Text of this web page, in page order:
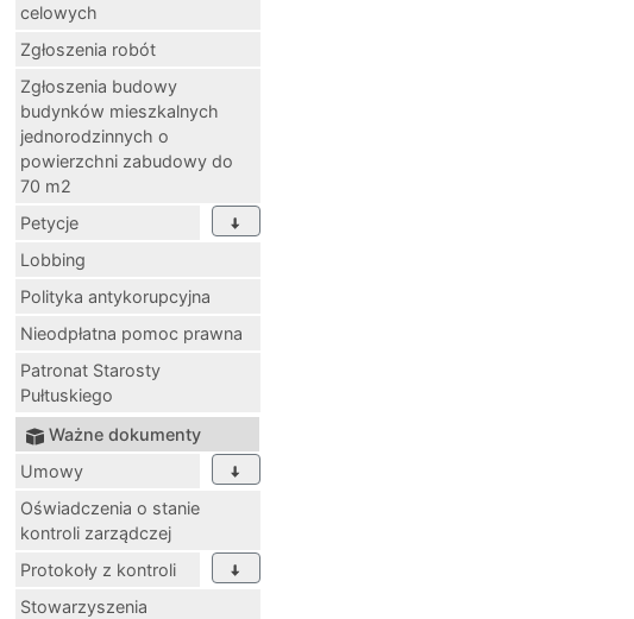
celowych
Zgłoszenia robót
Zgłoszenia budowy
budynków mieszkalnych
jednorodzinnych o
powierzchni zabudowy do
70 m2
Petycje
Lobbing
Polityka antykorupcyjna
Nieodpłatna pomoc prawna
Patronat Starosty
Pułtuskiego
Ważne dokumenty
Umowy
Oświadczenia o stanie
kontroli zarządczej
Protokoły z kontroli
Stowarzyszenia